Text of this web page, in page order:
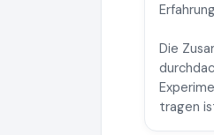
Die
tragen